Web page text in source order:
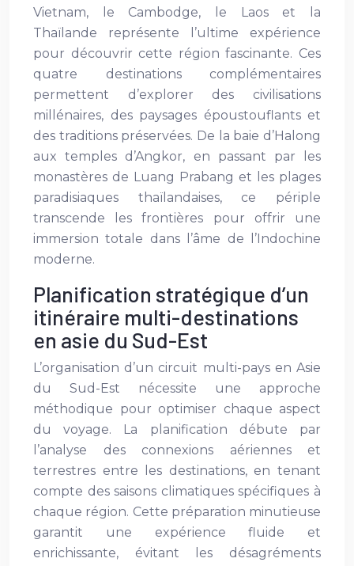
Vietnam, le Cambodge, le Laos et la
Thaïlande représente l’ultime expérience
pour découvrir cette région fascinante. Ces
quatre destinations complémentaires
permettent d’explorer des civilisations
millénaires, des paysages époustouflants et
des traditions préservées. De la baie d’Halong
aux temples d’Angkor, en passant par les
monastères de Luang Prabang et les plages
paradisiaques thaïlandaises, ce périple
transcende les frontières pour offrir une
immersion totale dans l’âme de l’Indochine
moderne.
Planification stratégique d’un
itinéraire multi-destinations
en asie du Sud-Est
L’organisation d’un circuit multi-pays en Asie
du Sud-Est nécessite une approche
méthodique pour optimiser chaque aspect
du voyage. La planification débute par
l’analyse des connexions aériennes et
terrestres entre les destinations, en tenant
compte des saisons climatiques spécifiques à
chaque région. Cette préparation minutieuse
garantit une expérience fluide et
enrichissante, évitant les désagréments